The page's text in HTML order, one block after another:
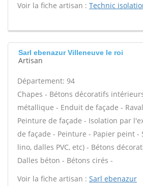
Voir la fiche artisan : Technic
Sarl ebenazur Villeneuve le roi
Artisan
Département: 94
Chapes - Bétons décoratifs
métallique - Enduit de façade -
Peinture de façade - Isolation par
de façade - Peinture - Papier peint -
lino, dalles PVC, etc) - Bétons
Dalles béton - Bétons cirés -
Voir la fiche artisan : Sarl ebenazur